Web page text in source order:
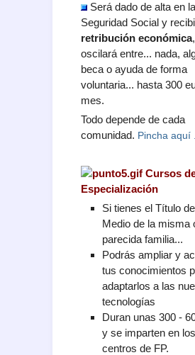
Será dado de alta en la
Seguridad Social y
retribución económica
oscilará entre... nada,
beca o ayuda de forma
voluntaria... hasta 300
mes.
Todo depende de cada
comunidad. Pincha aquí
Cursos
Especialización
Si tienes el Título
Medio de la misma
parecida familia...
Podrás ampliar y
tus conocimientos
adaptarlos a las
tecnologías
Duran unas 300 -
y se imparten en
centros de FP.